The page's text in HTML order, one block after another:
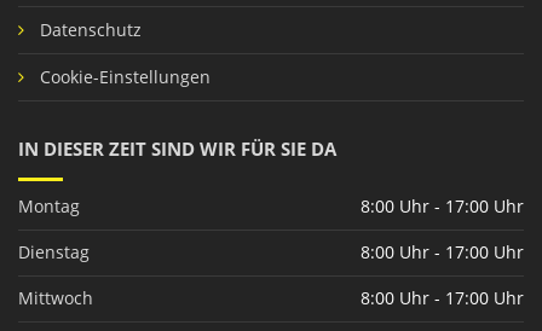
Datenschutz
Cookie-Einstellungen
IN DIESER ZEIT SIND WIR FÜR SIE DA
Montag
8:00 Uhr - 17:00 Uhr
Dienstag
8:00 Uhr - 17:00 Uhr
Mittwoch
8:00 Uhr - 17:00 Uhr